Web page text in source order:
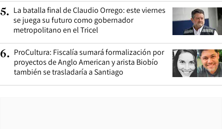
5. La batalla final de Claudio Orrego: este viernes
se juega su futuro como gobernador
metropolitano en el Tricel
6. ProCultura: Fiscalía sumará formalización por
proyectos de Anglo American y arista Biobío
también se trasladaría a Santiago